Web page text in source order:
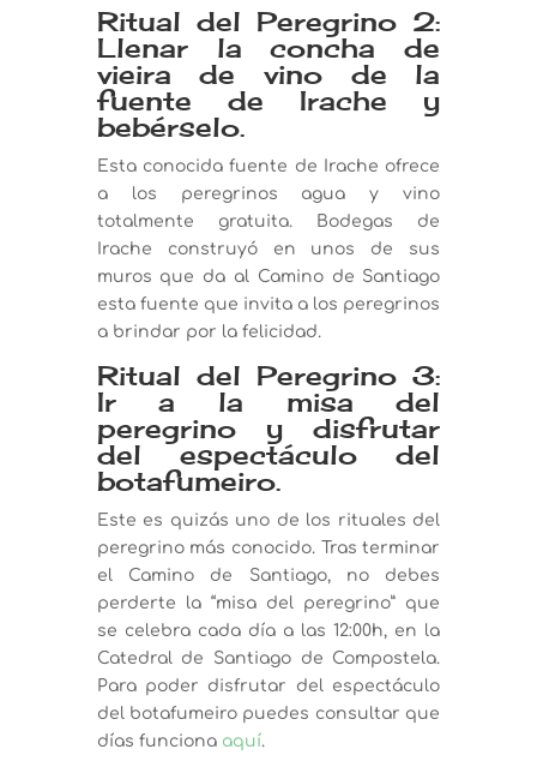
Ritual del Peregrino 2:
Llenar la concha de
vieira de vino de la
fuente de Irache y
bebérselo.
Esta conocida fuente de Irache ofrece
a los peregrinos agua y vino
totalmente gratuita. Bodegas de
Irache construyó en unos de sus
muros que da al Camino de Santiago
esta fuente que invita a los peregrinos
a brindar por la felicidad.
Ritual del Peregrino 3:
Ir a la misa del
peregrino y disfrutar
del espectáculo del
botafumeiro.
Este es quizás uno de los rituales del
peregrino más conocido. Tras terminar
el Camino de Santiago, no debes
perderte la “misa del peregrino” que
se celebra cada día a las 12:00h, en la
Catedral de Santiago de Compostela.
Para poder disfrutar del espectáculo
del botafumeiro puedes consultar que
días funciona aquí.